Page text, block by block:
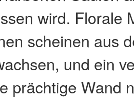
wird. Florale
scheinen aus
und ein
prächtige Wand